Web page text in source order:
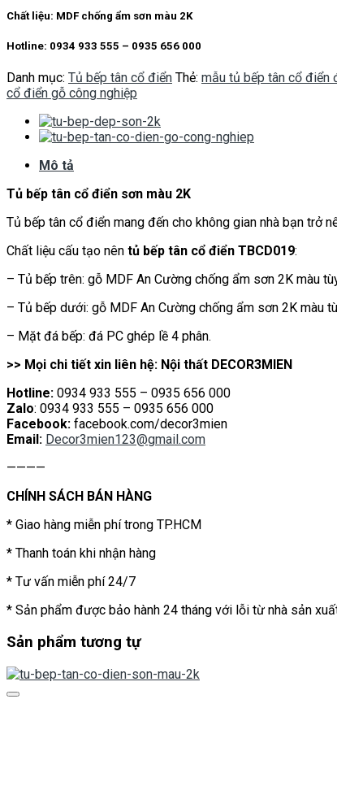
Chất liệu: MDF chống ẩm sơn màu 2K
Hotline: 0934 933 555 – 0935 656 000
Danh mục: Tủ bếp tân cổ điển Thẻ: mẫu tủ bếp tân cổ điển
cổ điển gỗ công nghiệp
Mô tả
Tủ bếp tân cổ điển sơn màu 2K
Tủ bếp tân cổ điển mang đến cho không gian nhà bạn trở
Chất liệu cấu tạo nên tủ bếp tân cổ điển TBCD019:
– Tủ bếp trên: gỗ MDF An Cường chống ẩm sơn 2K màu
– Tủ bếp dưới: gỗ MDF An Cường chống ẩm sơn 2K màu
– Mặt đá bếp: đá PC ghép lề 4 phân.
>> Mọi chi tiết xin liên hệ: Nội thất DECOR3MIEN
Hotline: 0934 933 555 – 0935 656 000
Zalo: 0934 933 555 – 0935 656 000
Facebook: facebook.com/decor3mien
Email: Decor3mien123@gmail.com
————
CHÍNH SÁCH BÁN HÀNG
* Giao hàng miễn phí trong TP.HCM
* Thanh toán khi nhận hàng
* Tư vấn miễn phí 24/7
* Sản phẩm được bảo hành 24 tháng với lỗi từ nhà sản
Sản phẩm tương tự